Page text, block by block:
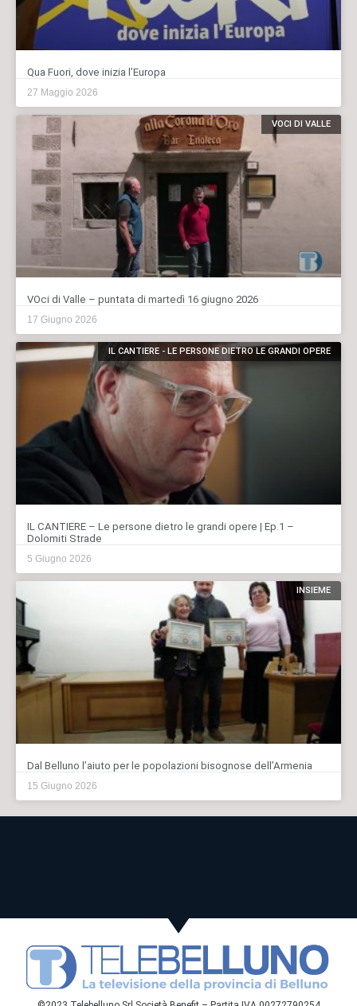
Qua Fuori, dove inizia l’Europa
27 Maggio 2026
VOCI DI VALLE
VOci di Valle – puntata di martedì 16 giugno 2026
17 Giugno 2026
IL CANTIERE - LE PERSONE DIETRO LE GRANDI OPERE
IL CANTIERE – Le persone dietro le grandi opere | Ep.1 –
Dolomiti Strade
5 Giugno 2026
INSIEME
Dal Belluno l’aiuto per le popolazioni bisognose dell’Armenia
15 Giugno 2026